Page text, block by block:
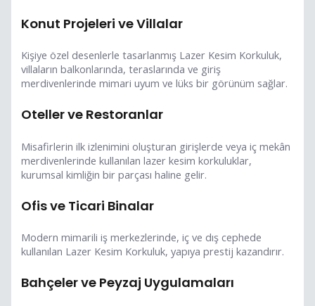
Konut Projeleri ve Villalar
Kişiye özel desenlerle tasarlanmış Lazer Kesim Korkuluk,
villaların balkonlarında, teraslarında ve giriş
merdivenlerinde mimari uyum ve lüks bir görünüm sağlar.
Oteller ve Restoranlar
Misafirlerin ilk izlenimini oluşturan girişlerde veya iç mekân
merdivenlerinde kullanılan lazer kesim korkuluklar,
kurumsal kimliğin bir parçası haline gelir.
Ofis ve Ticari Binalar
Modern mimarili iş merkezlerinde, iç ve dış cephede
kullanılan Lazer Kesim Korkuluk, yapıya prestij kazandırır.
Bahçeler ve Peyzaj Uygulamaları